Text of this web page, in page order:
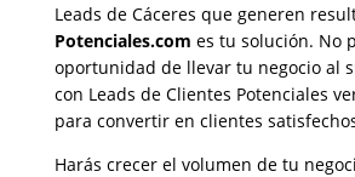
Leads de Cáceres que generen
Potenciales.com es tu solución. No
oportunidad de llevar tu negocio al
con Leads de Clientes Potenciales
para convertir en clientes
Harás crecer el volumen de tu